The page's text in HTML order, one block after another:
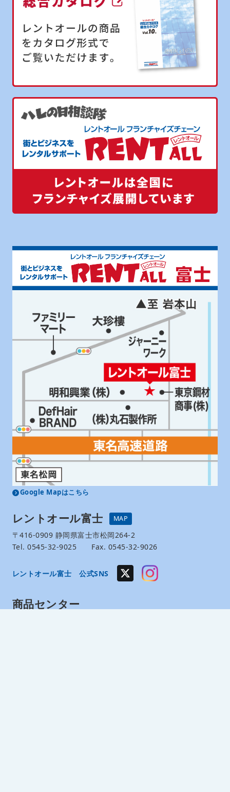
Google Mapはこちら
レントオール富士 MAP
〒416-0909 静岡県富士市松岡264-2
Tel. 0545-32-9025 Fax. 0545-32-9026
レントオール富士 公式SNS
商品センター